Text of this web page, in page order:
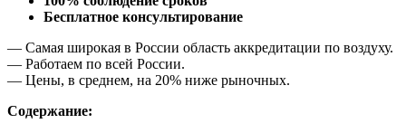
Бесплатное консультирование
— Самая широкая в России область аккредитации по воздуху.
— Работаем по всей России.
— Цены, в среднем, на 20% ниже рыночных.
Содержание: